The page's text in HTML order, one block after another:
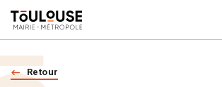
Retour